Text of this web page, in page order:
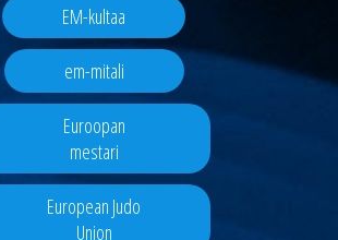
EM-kultaa
em-mitali
Euroopan
mestari
European Judo
Union